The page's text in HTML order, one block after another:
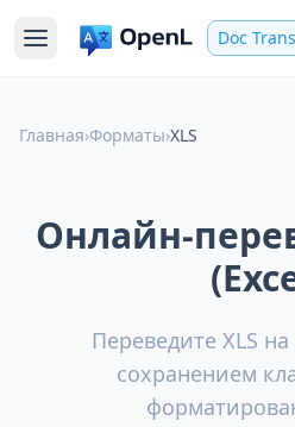
Doc
Главная›Форматы›XLS
Онлайн-
Переведите XLS
сохранением